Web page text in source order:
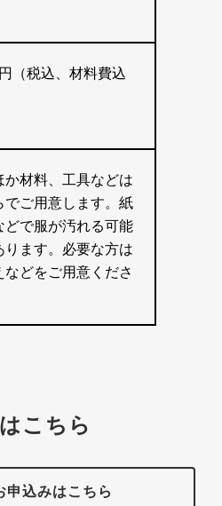
（税込、材料費込
か材料、工具などは
でご用意します。紙
どで服が汚れる可能
ります。必要な方は
などをご用意くださ
こちら
込みはこちら